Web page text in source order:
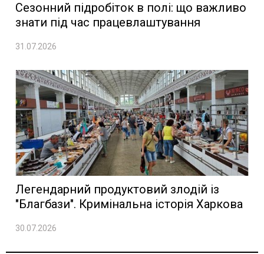
Сезонний підробіток в полі: що важливо
знати під час працевлаштування
31.07.2026
Легендарний продуктовий злодій із
"Благбази". Кримінальна історія Харкова
30.07.2026